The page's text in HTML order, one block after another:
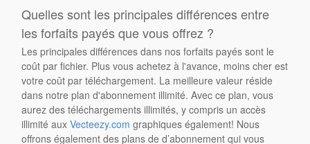
Quelles sont les principales différences entre
les forfaits payés que vous offrez ?
Les principales différences dans nos forfaits payés sont le
coût par fichier. Plus vous achetez à l'avance, moins cher est
votre coût par téléchargement. La meilleure valeur réside
dans notre plan d'abonnement illimité. Avec ce plan, vous
aurez des téléchargements illimités, y compris un accès
illimité auxVecteezy.com graphiques également! Nous
offrons également des plans de d’abonnement qui vous